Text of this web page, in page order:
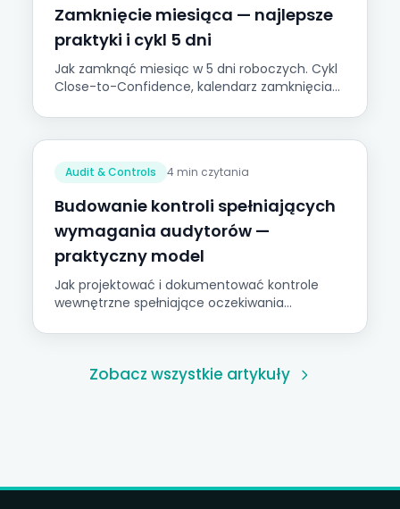
Zamknięcie miesiąca — najlepsze
praktyki i cykl 5 dni
Jak zamknąć miesiąc w 5 dni roboczych. Cykl
Close-to-Confidence, kalendarz zamknięcia
process dla mid-market.
Audit & Controls 4 min czytania
Budowanie kontroli spełniających
wymagania audytorów —
praktyczny model
Jak projektować i dokumentować kontrole
wewnętrzne spełniające oczekiwania
narzutu spowalniającego średnią firmę.
Zobacz wszystkie artykuły